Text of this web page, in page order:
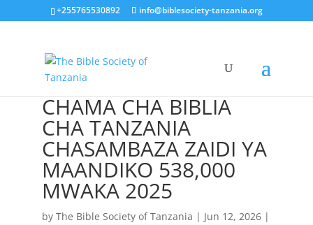
+255765530892 info@biblesociety-tanzania.org
CHAMA CHA BIBLIA
CHA TANZANIA
CHASAMBAZA ZAIDI YA
MAANDIKO 538,000
MWAKA 2025
by The Bible Society of Tanzania | Jun 12, 2026|